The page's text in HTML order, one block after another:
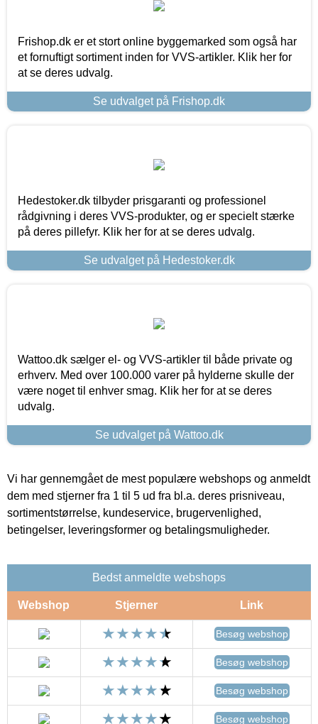
Frishop.dk er et stort online byggemarked som også har
et fornuftigt sortiment inden for VVS-artikler. Klik her for
at se deres udvalg.
Se udvalget på Frishop.dk
Hedestoker.dk tilbyder prisgaranti og professionel
rådgivning i deres VVS-produkter, og er specielt stærke
på deres pillefyr. Klik her for at se deres udvalg.
Se udvalget på Hedestoker.dk
Wattoo.dk sælger el- og VVS-artikler til både private og
erhverv. Med over 100.000 varer på hylderne skulle der
være noget til enhver smag. Klik her for at se deres
udvalg.
Se udvalget på Wattoo.dk
Vi har gennemgået de mest populære webshops og anmeldt
dem med stjerner fra 1 til 5 ud fra bl.a. deres prisniveau,
sortimentstørrelse, kundeservice, brugervenlighed,
betingelser, leveringsformer og betalingsmuligheder.
Bedst anmeldte webshops
Webshop Stjerner Link
Besøg webshop
Besøg webshop
Besøg webshop
Besøg webshop